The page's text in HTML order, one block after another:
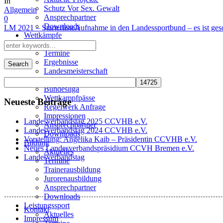
Schutz Vor Sex. Gewalt
Ansprechpartner
Downloads
Wettkämpfe
Aktuelles
Termine
Ergebnisse
Landesmeisterschaft
Skill Masters
Bundesliga
Wettkampfpässe
Regelwerk Anfrage
Impressionen
Ansprechpartner
Downloads
Bildung
Aktuelles
Termine
Trainerausbildung
Jurorenausbildung
Ansprechpartner
Downloads
Leistungssport
Aktuelles
Allgemein
0
LM 2021 – StarterlisteAufnahme in den Landessportbund – es ist
Search
Neueste Beiträge
Landesverbandstag 2025 CCVHB e.V.
Landesverbandstag 2024 CCVHB e.V.
Vorstellung: Angelika Kaib – Präsidentin CCVHB e.V.
Neues Landesverbandspräsidium CCVH Bremen e.V.
Landesverbandstag
Kontakt
Impressum